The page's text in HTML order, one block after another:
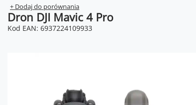
+ Dodaj do porównania
Dron DJI Mavic 4 Pro
Kod EAN: 6937224109933